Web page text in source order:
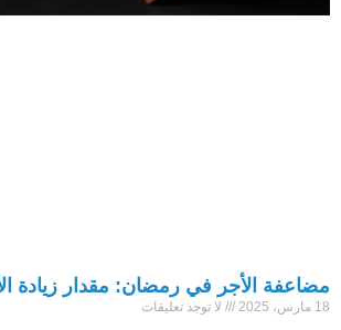
مضاعفة الأجر في رمضان: مقدار زيادة
18 مارس، 2025 لا توجد تعليقات